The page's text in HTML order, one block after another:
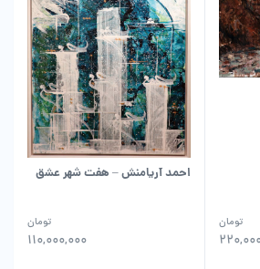
تومان
احمد آریامنش – هفت شهر عشق
110,000,000
تومان